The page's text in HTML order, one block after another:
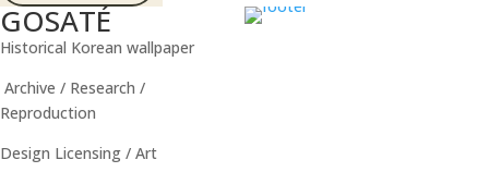
GOSATÉ
Historical Korean wallpaper
Archive / Research /
Reproduction
Design Licensing / Art